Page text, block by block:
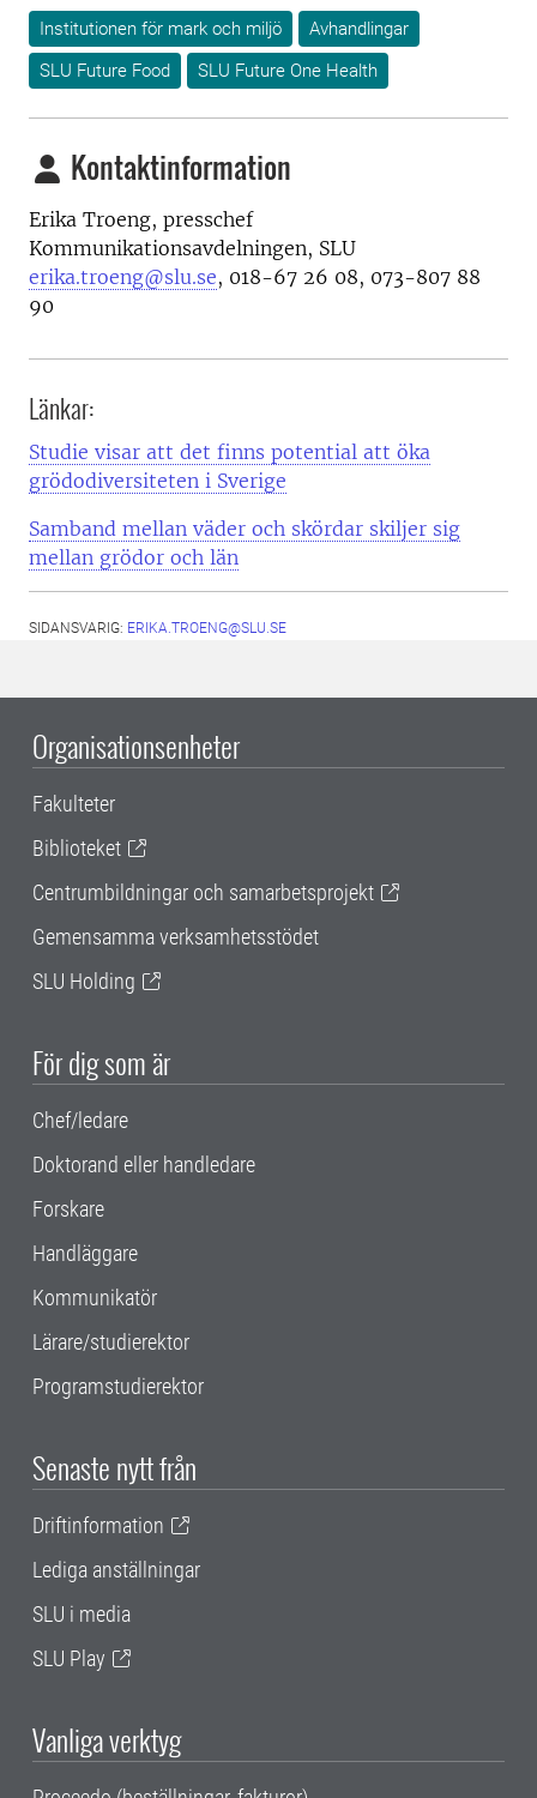
Institutionen för mark och miljö
Avhandlingar
SLU Future Food
SLU Future One Health
Kontaktinformation
Erika Troeng, presschef
Kommunikationsavdelningen, SLU
erika.troeng@slu.se, 018-67 26 08, 073-807 88
90
Länkar:
Studie visar att det finns potential att öka
grödodiversiteten i Sverige
Samband mellan väder och skördar skiljer sig
mellan grödor och län
SIDANSVARIG: ERIKA.TROENG@SLU.SE
Organisationsenheter
Fakulteter
Biblioteket
Centrumbildningar och samarbetsprojekt
Gemensamma verksamhetsstödet
SLU Holding
För dig som är
Chef/ledare
Doktorand eller handledare
Forskare
Handläggare
Kommunikatör
Lärare/studierektor
Programstudierektor
Senaste nytt från
Driftinformation
Lediga anställningar
SLU i media
SLU Play
Vanliga verktyg